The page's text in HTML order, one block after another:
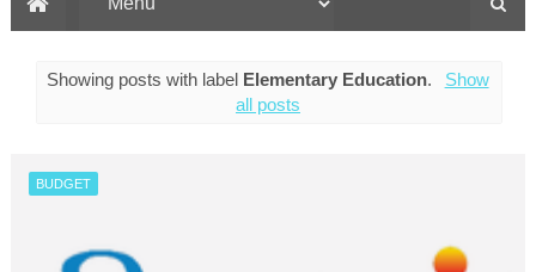
Showing posts with label Elementary Education.
Show
all posts
BUDGET